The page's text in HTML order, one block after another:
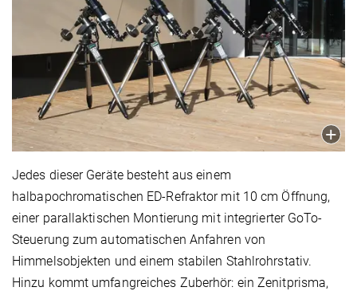
Jedes dieser Geräte besteht aus einem
halbapochromatischen ED-Refraktor mit 10 cm Öffnung,
einer parallaktischen Montierung mit integrierter GoTo-
Steuerung zum automatischen Anfahren von
Himmelsobjekten und einem stabilen Stahlrohrstativ.
Hinzu kommt umfangreiches Zuberhör: ein Zenitprisma,